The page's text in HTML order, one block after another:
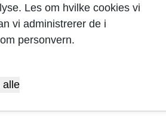
Les om hvilke cookies vi
vi administrerer de i
personvern.
alle